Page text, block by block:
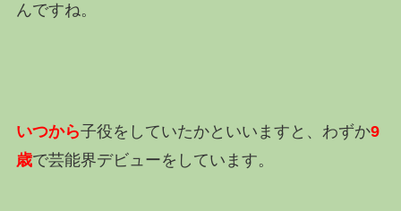
んですね。
いつから子役をしていたかといいますと、わずか9
歳で芸能界デビューをしています。